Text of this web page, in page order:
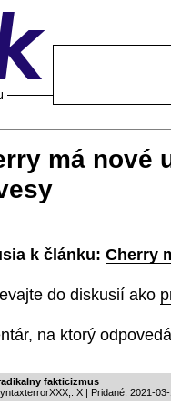
má nové
k článku: Cherry
do diskusií ako
na ktorý
fakticizmus
X | Pridané: 2021-